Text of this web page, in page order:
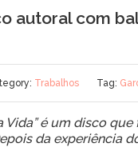
autoral com
Trabalhos Tag:
Vida” é um disco
da experiência